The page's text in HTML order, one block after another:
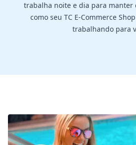
trabalha noite e dia para manter
como seu TC E-Commerce
trabalhando para